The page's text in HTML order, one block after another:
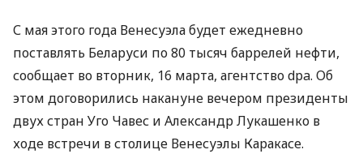
С мая этого года Венесуэла будет ежедневно
поставлять Беларуси по 80 тысяч баррелей нефти,
сообщает во вторник, 16 марта, агентство dpa. Об
этом договорились накануне вечером президенты
двух стран Уго Чавес и Александр Лукашенко в
ходе встречи в столице Венесуэлы Каракасе.